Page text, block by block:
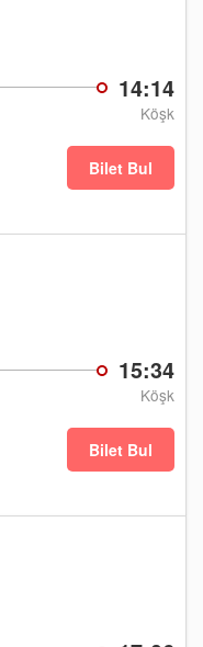
14:14
Köşk
Bilet Bul
15:34
Köşk
Bilet Bul